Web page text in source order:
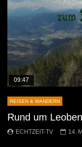
09:47
REISEN & WANDERN
Rund um
ECHTZEIT-TV 14.